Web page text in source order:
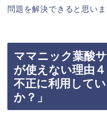
問題を解決できると思いま
ママニック葉酸
が使えない理由
不正に利用して
か？」